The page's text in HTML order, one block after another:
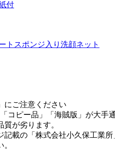
付
トスポンジ入り洗顔ネット
にご注意ください
コピー品」「海賊版」が大手
が劣ります。
記載の「株式会社小久保工業所